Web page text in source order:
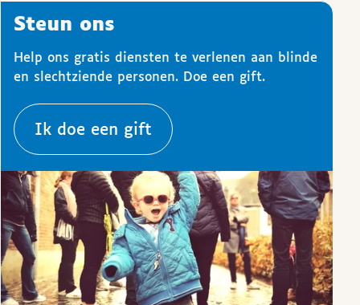
Steun ons
Help ons gratis diensten te verlenen aan blinde
en slechtziende personen. Doe een gift.
Ik doe een gift